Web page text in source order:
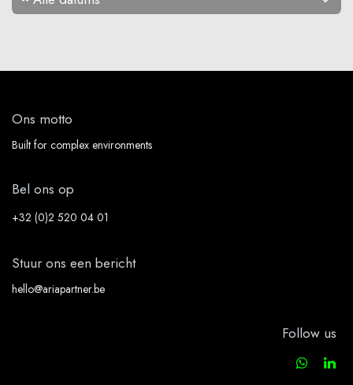
Ons motto
Built for complex environments
Bel ons op
+32 (0)2 520 04 01
Stuur ons een bericht
hello@ariapartner.be
Follow us